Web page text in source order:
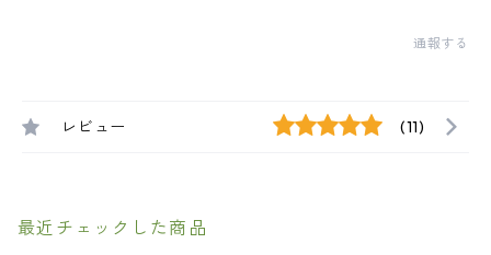
通報する
レビュー (11)
最近チェックした商品